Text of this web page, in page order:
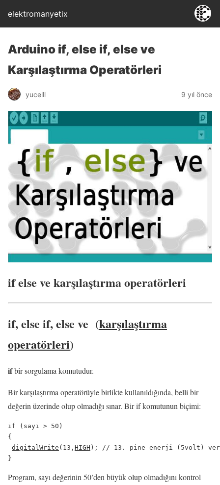
elektromanyetix
Arduino if, else if, else ve
Karşılaştırma Operatörleri
yucelll 9 yıl önce
if else ve karşılaştırma operatörleri
if, else if,else ve (karşılaştırma
operatörleri)
ifbir sorgulama komutudur.
Bir karşılaştırma operatörüyle birlikte kullanıldığında, belli bir
değerin üzerinde olup olmadığı sınar. Bir if komutunun biçimi:
if (sayi > 50)
{
digitalWrite (13, HIGH ); // 13. pine enerji (5volt)
Program, sayı değerinin 50’den büyük olup olmadığını kontrol